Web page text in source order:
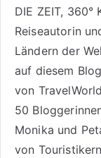
DIE ZEIT, 360°
Reiseautorin
Ländern der
auf diesem
von
50
Monika und
von Touristikern